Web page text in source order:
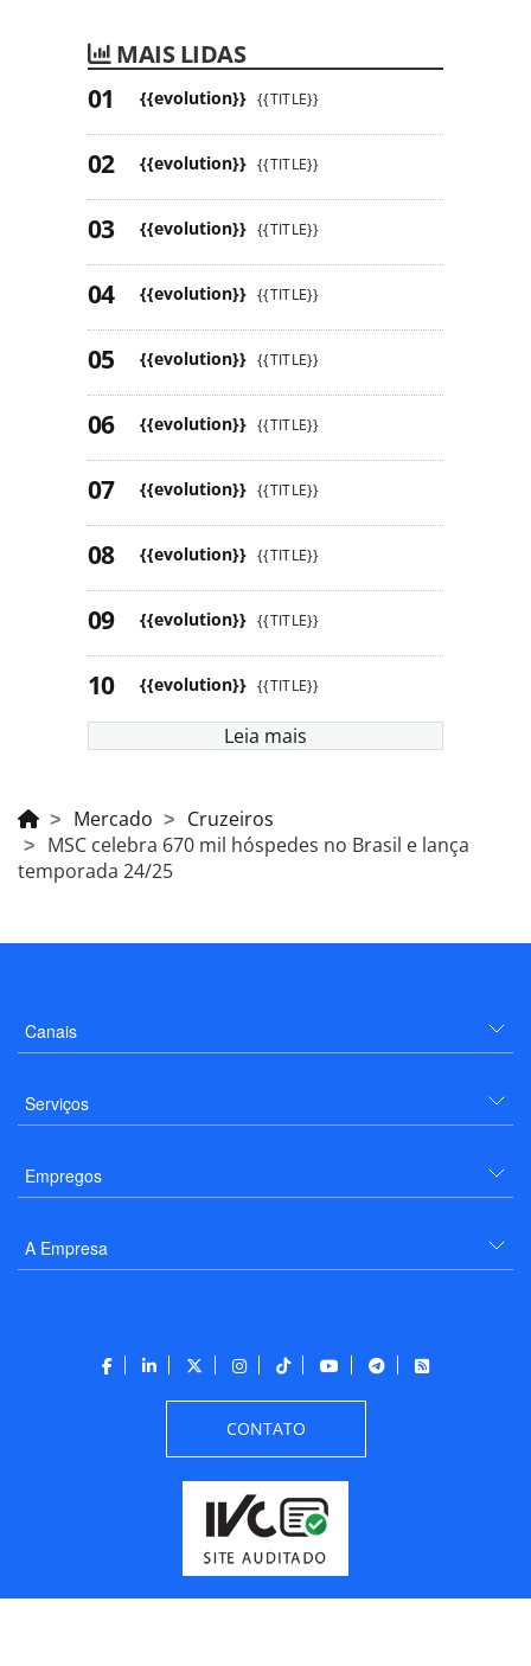
MAIS LIDAS
{{evolution}} {{TITLE}}
{{evolution}} {{TITLE}}
{{evolution}} {{TITLE}}
{{evolution}} {{TITLE}}
{{evolution}} {{TITLE}}
{{evolution}} {{TITLE}}
{{evolution}} {{TITLE}}
{{evolution}} {{TITLE}}
{{evolution}} {{TITLE}}
{{evolution}} {{TITLE}}
Leia mais
Mercado
Cruzeiros
MSC celebra 670 mil hóspedes no Brasil e lança
temporada 24/25
Canais
Serviços
Empregos
A Empresa
CONTATO